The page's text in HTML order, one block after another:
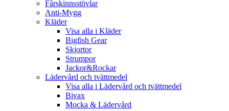
Fårskinnsstövlar
Anti-Mygg
Kläder
Visa alla i Kläder
Bigfish Gear
Skjortor
Strumpor
Jackor&Rockar
Lädervård och tvättmedel
Visa alla i Lädervård och tvättmedel
Bivax
Mocka & Lädervård